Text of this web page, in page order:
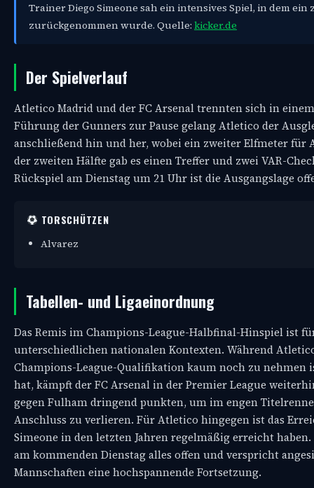
Trainer Diego Simeone sah ein intensives Spiel, in dem
zurückgenommen wurde. Quelle: kicker.de
Der Spielverlauf
Atletico Madrid und der FC Arsenal trennten sich in
Führung der Gunners zur Pause gelang Atletico der
anschließend hin und her, wobei ein zweiter Elfmeter
der zweiten Hälfte gab es einen Treffer und zwei VAR-
Rückspiel am Dienstag um 21 Uhr ist die Ausgangslage
TORSCHÜTZEN
Alvarez
Tabellen- und Ligaeinordnung
Das Remis im Champions-League-Halbfinal-Hinspiel ist
unterschiedlichen nationalen Kontexten. Während
Champions-League-Qualifikation kaum noch zu
hat, kämpft der FC Arsenal in der Premier League
gegen Fulham dringend punkten, um im engen
Anschluss zu verlieren. Für Atletico hingegen ist das
Simeone in den letzten Jahren regelmäßig erreicht
am kommenden Dienstag alles offen und verspricht
Mannschaften eine hochspannende Fortsetzung.